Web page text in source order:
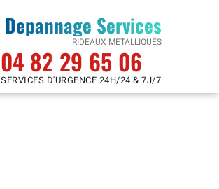
Depannage Services
RIDEAUX METALLIQUES
04 82 29 65 06
SERVICES D'URGENCE 24H/24 & 7J/7